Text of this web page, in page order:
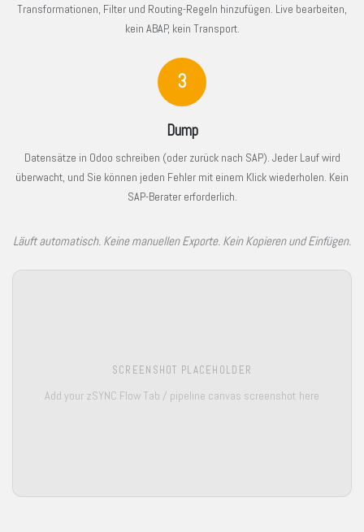
Transformationen, Filter und Routing-Regeln hinzufügen. Live bearbeiten,
kein ABAP, kein Transport.
3
Dump
Datensätze in Odoo schreiben (oder zurück nach SAP). Jeder Lauf wird
überwacht, und Sie können jeden Fehler mit einem Klick wiederholen. Kein
SAP-Berater erforderlich.
Läuft automatisch. Keine manuellen Exporte. Kein Kopieren und Einfügen.
SCREENSHOT PLACEHOLDER
Add your zSYNC Flow Tab / pipeline canvas screenshot here